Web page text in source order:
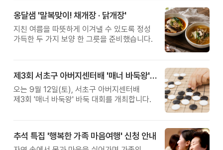
옹달샘 '말복맞이! 채개장 · 닭개장'
지친 여름을 따뜻하게 이겨낼 수 있도록 정성
가득한 두 가지 보양 한 그릇을 준비했습니다.
제3회 서초구 아버지센터배 '매너 바둑왕' 대회
오는 9월 12일(토), 서초구 아버지센터배
제3회 '매너 바둑왕' 바둑 대회를 개최합니다.
추석 특집 '행복한 가족 마음여행' 신청 안내